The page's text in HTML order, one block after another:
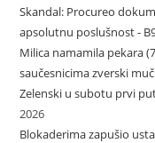
Skandal: Procureo
apsolutnu poslušnost -
Milica namamila pekara
saučesnicima zverski
Zelenski u subotu prvi
2026
Blokaderima zapušio